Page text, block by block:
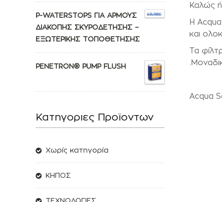
Καλώς
Η
και
Τα
Acqua
P-WATERSTOPS ΓΙΑ ΑΡΜΟΥΣ
ΔΙΑΚΟΠΗΣ ΣΚΥΡΟΔΕΤΗΣΗΣ –
ΕΞΩΤΕΡΙΚΗΣ ΤΟΠΟΘΕΤΗΣΗΣ
PENETRON® PUMP FLUSH
Κατηγοριες Προϊοντων
Χωρίς κατηγορία
ΚΗΠΟΣ
ΤΕΧΝΟΛΟΓΙΕΣ